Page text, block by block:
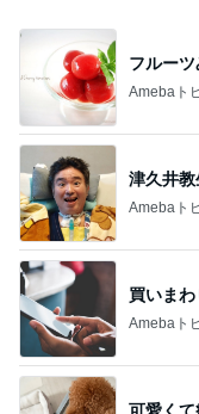
フルー
Amebaト
津久井
Amebaト
買いま
Amebaト
可愛く